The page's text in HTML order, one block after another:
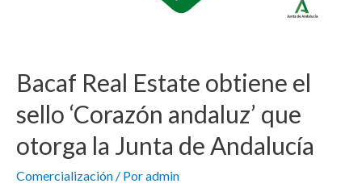
Bacaf Real Estate obtiene el
sello ‘Corazón andaluz’ que
otorga la Junta de Andalucía
Comercialización / Poradmin